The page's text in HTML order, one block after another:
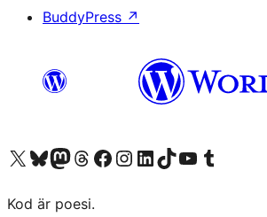
BuddyPress ↗
Besök vår X-konto (f.d. Twitter)
Besök vårt Bluesky-konto
Besök vårt Mastodon-konto
Besök vårt Thread-konto
Besök vår Facebook-sidaBesök vårt Instagram-konto
Besök vårt LinkedIn-konto
Besök vårt TikTok-konto
Besök vår YouTube-kanalBesök vårt Tumblr-konto
Kod är poesi.